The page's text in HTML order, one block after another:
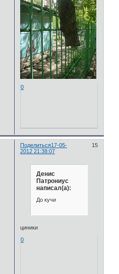
0
Поделиться 15
17-05-
2012 21:38:07
Денис
Патрониус
написал(а):
До кучи
циники
0